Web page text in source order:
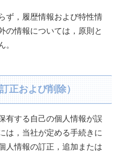
ず，履歴情報および特性情
の情報については，原則と
。
正および削除）
有する自己の個人情報が誤
は，当社が定める手続きに
人情報の訂正，追加または